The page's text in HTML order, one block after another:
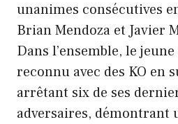
unanimes consécutives
Brian Mendoza et Javier
Dans l’ensemble, le
reconnu avec des KO en
arrêtant six de ses
adversaires, démontrant